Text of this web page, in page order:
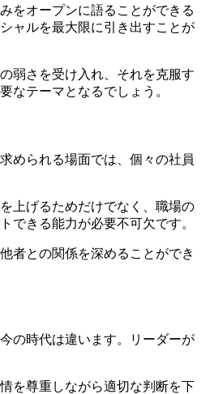
をオープンに語ることができる
ャルを最大限に引き出すことが
弱さを受け入れ、それを克服す
なテーマとなるでしょう。
められる場面では、個々の社員
上げるためだけでなく、職場の
できる能力が必要不可欠です。
者との関係を深めることができ
の時代は違います。リーダーが
を尊重しながら適切な判断を下